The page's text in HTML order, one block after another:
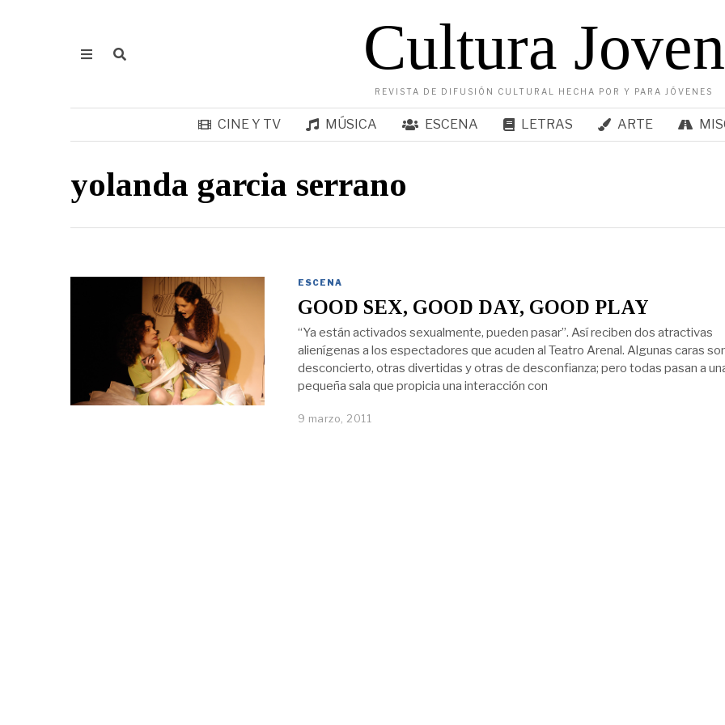
Cultura Joven
REVISTA DE DIFUSIÓN CULTURAL HECHA POR Y PARA JÓVENES
CINE Y TV MÚSICA ESCENA LETRAS ARTE
yolanda garcia serrano
ESCENA
GOOD SEX, GOOD DAY, GOOD PLAY
“Ya están activados sexualmente, pueden pasar”. Así reciben dos atractivas
alienígenas a los espectadores que acuden al Teatro Arenal. Algunas caras
desconcierto, otras divertidas y otras de desconfianza; pero todas pasan a
pequeña sala que propicia una interacción con
9 marzo, 2011